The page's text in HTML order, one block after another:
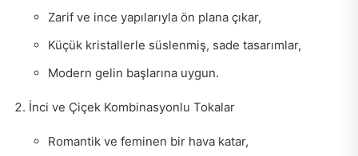
Zarif ve ince yapılarıyla ön plana çıkar,
Küçük kristallerle süslenmiş, sade tasarımlar,
Modern gelin başlarına uygun.
İnci ve Çiçek Kombinasyonlu Tokalar
Romantik ve feminen bir hava katar,